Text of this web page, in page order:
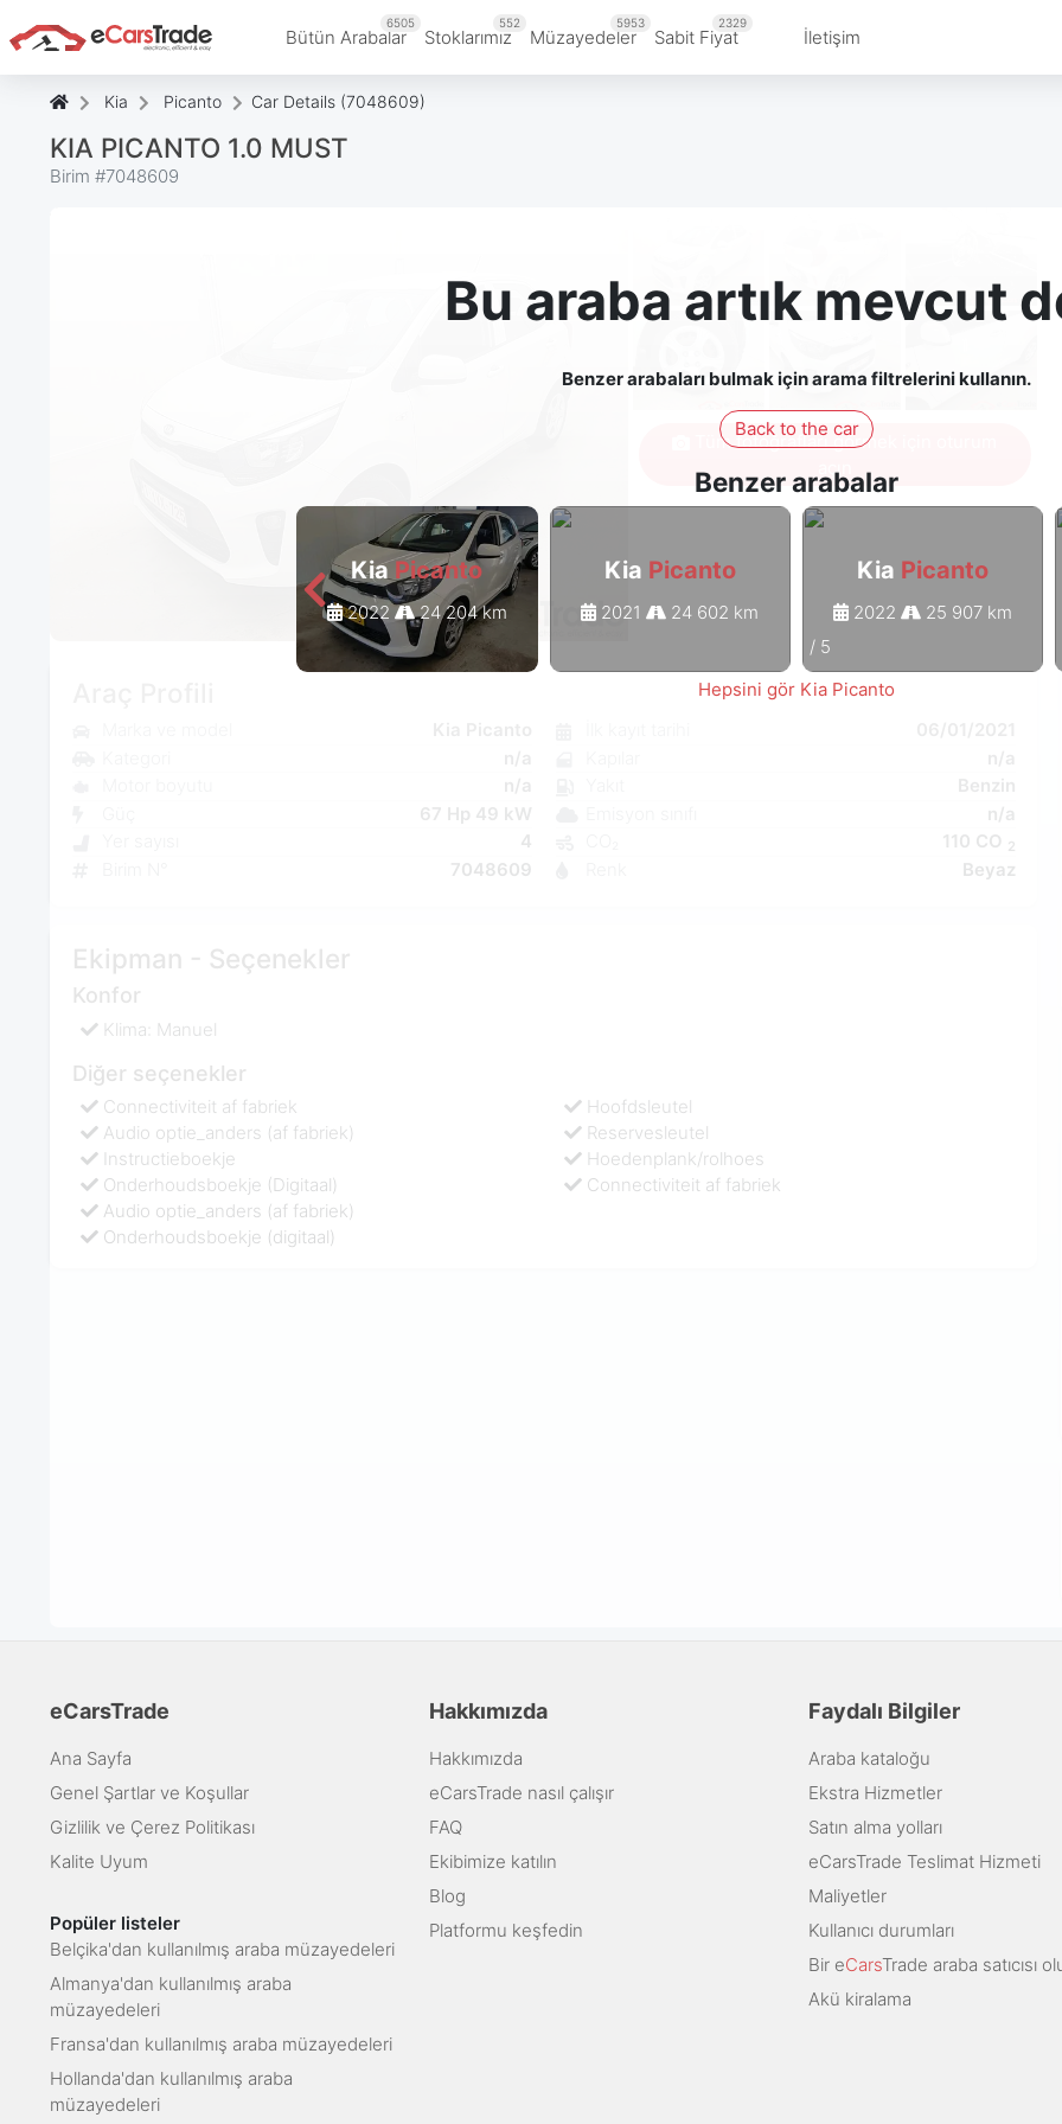
Bütün Arabalar
6505
Stoklarımız
552
Müzayedeler
5953
Sabit Fiyat
2329
İletişim
Kia Picanto Car Details (7048609)
KIA PICANTO 1.0 MUST
Birim #7048609
Bu araba artık mevcut
Benzer arabaları bulmak için arama filtrelerini kullanın.
Back to the car
Benzer arabalar
KiaPicanto
2022 24 204 km
Kia Picanto
2021 24 602 km
Kia Picanto
2022 25 907 km
/ 5
Hepsini gör Kia Picanto
Tüm fotoğrafları görmek için oturum
açın
67 Hp 49 kW
4
7048609
n/a
110 CO 2
Beyaz
Ekipman - Seçenekler
Konfor
Klima: Manuel
Diğer seçenekler
Connectiviteit af fabriek
Audio optie_anders (af fabriek)
Hoofdsleutel
Reservesleutel
Instructieboekje
Onderhoudsboekje (Digitaal)
Hoedenplank/rolhoes
Connectiviteit af fabriek
Audio optie_anders (af fabriek)
Onderhoudsboekje (digitaal)
eCarsTrade
Ana Sayfa
Genel Şartlar ve Koşullar
Gizlilik ve Çerez Politikası
Kalite Uyum
Popüler listeler
Belçika'dan kullanılmış araba müzayedeleri
Almanya'dan kullanılmış araba
müzayedeleri
Fransa'dan kullanılmış araba müzayedeleri
Hollanda'dan kullanılmış araba
müzayedeleri
Hakkımızda
Hakkımızda
eCarsTrade nasıl çalışır
FAQ
Ekibimize katılın
Blog
Platformu keşfedin
Faydalı Bilgiler
Araba kataloğu
Ekstra Hizmetler
Satın alma yolları
eCarsTrade Teslimat Hizmeti
Maliyetler
Kullanıcı durumları
Bir eCarsTrade araba satıcısı
Akü kiralama